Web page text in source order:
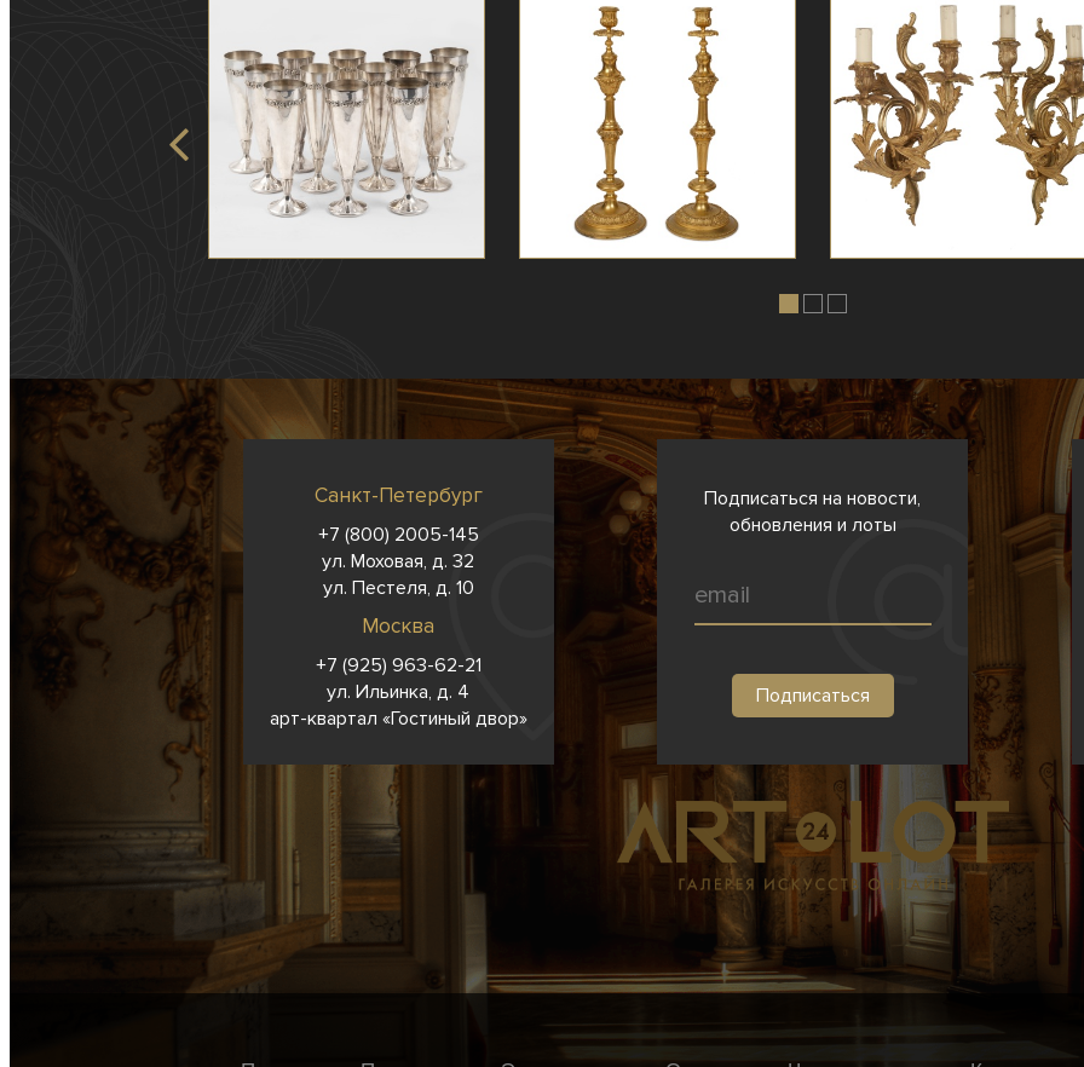
Санкт-Петербург
+7 (800) 2005-145
ул. Моховая, д. 32
ул. Пестеля, д. 10
Москва
+7 (925) 963-62-21
ул. Ильинка, д. 4
арт-квартал «Гостиный двор»
Подписаться на новости,
обновления и лоты